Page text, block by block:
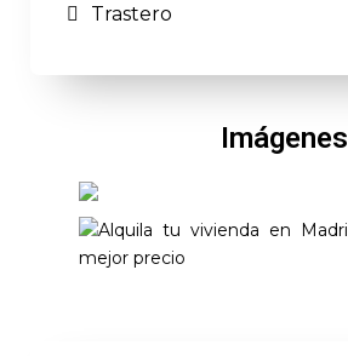
Trastero
Imágenes